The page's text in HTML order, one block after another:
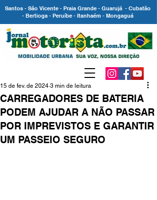
Santos - São Vicente - Praia Grande - Guarujá - Cubatão
- Bertioga - Peruíbe - Itanhaém - Mongaguá
CARREGADORES DE BATERIA
PODEM AJUDAR A NÃO PASSAR
POR IMPREVISTOS E GARANTIR
UM PASSEIO SEGURO
15 de fev. de 2024 3 min de leitura